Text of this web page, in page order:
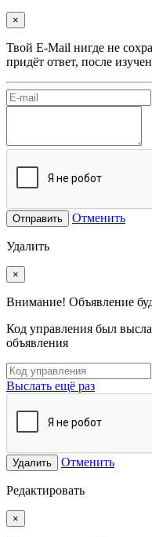
×
Твой E-Mail нигде не
придёт ответ, после
Отправить Отменить
Удалить
×
Внимание! Объявление
Код управления был
объявления
Выслать ещё раз
Удалить Отменить
Редактировать
×